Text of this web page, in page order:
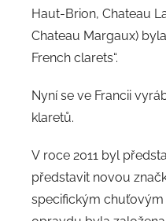
Haut-Brion, Chateau
Chateau Margaux)
French clarets“.
Nyní se ve Francii
klaretů.
V roce 2011 byl
představit novou
specifickým chuťovým